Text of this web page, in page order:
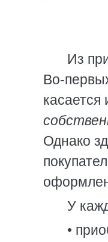
Из
Во-
касается
Однако
У
•